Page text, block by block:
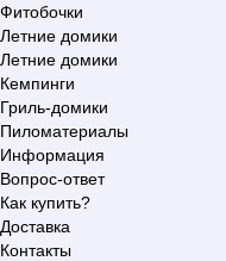
Фитобочки
Летние домики
Летние домики
Кемпинги
Гриль-домики
Пиломатериалы
Информация
Вопрос-ответ
Как купить?
Доставка
Контакты